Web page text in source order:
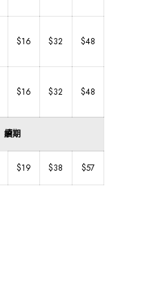
$16 $32 $48
$16 $32 $48
續期
$19 $38 $57